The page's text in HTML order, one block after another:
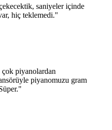
saniyeler içinde
hiç teklemedi."
çok piyanolardan
piyanomuzu gram
"